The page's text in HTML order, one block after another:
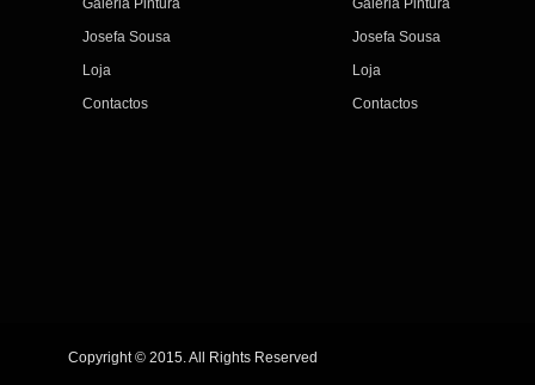
Galeria Pintura
Josefa Sousa
Loja
Contactos
Galeria Pintura
Josefa Sousa
Loja
Contactos
Copyright © 2015. All Rights Reserved